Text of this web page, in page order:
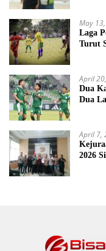
May
Laga
Turut
April
Dua
Dua
April 7,
2026